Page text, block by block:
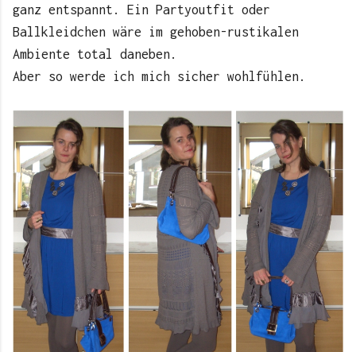
ganz entspannt. Ein Partyoutfit oder
Ballkleidchen wäre im gehoben-rustikalen
Ambiente total daneben.
Aber so werde ich mich sicher wohlfühlen.